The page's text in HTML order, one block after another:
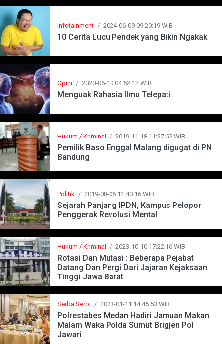
Infotainment / 2024-06-09 09:20:19 WIB
10 Cerita Lucu Pendek yang Bikin Ngakak
Opini / 2020-06-10 04:52:12 WIB
Menguak Rahasia Ilmu Telepati
Hukum / Kriminal / 2019-11-18 11:27:55 WIB
Pemilik Baso Enggal Malang digugat di PN
Bandung
Politik / 2019-08-06 11:40:16 WIB
Sejarah Panjang IPDN, Kampus Pelopor
Penggerak Revolusi Mental
Hukum / Kriminal / 2023-10-10 17:22:16 WIB
Rotasi Dan Mutasi : Beberapa Pejabat
Datang Dan Pergi Dari Jajaran Kejaksaan
Tinggi Jawa Barat
Serba Serbi / 2023-01-11 14:45:53 WIB
Polrestabes Medan Hadiri Jamuan Makan
Malam Waka Polda Sumut Brigjen Pol
Jawari